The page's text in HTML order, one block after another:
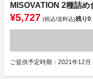
MISOVATION 2種詰め
¥5,727 (税込/送料込)残り0
ご提供予定時期：2021年12月